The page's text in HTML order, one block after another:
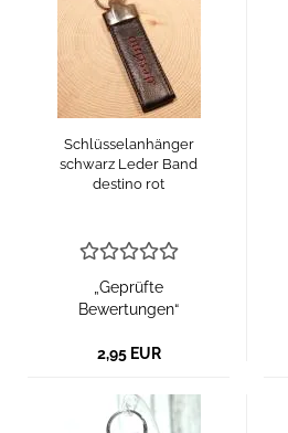
Schlüsselanhänger
schwarz Leder Band
destino rot
„Geprüfte
Bewertungen“
2,95 EUR